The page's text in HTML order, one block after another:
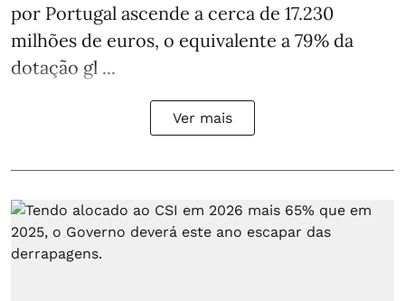
por Portugal ascende a cerca de 17.230
milhões de euros, o equivalente a 79% da
dotação gl ...
Ver mais